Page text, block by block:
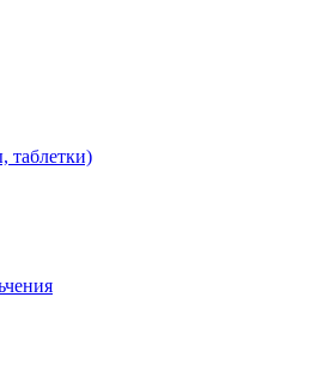
таблетки)